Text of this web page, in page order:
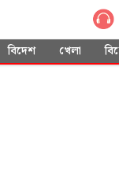
বিদেশ খেলা